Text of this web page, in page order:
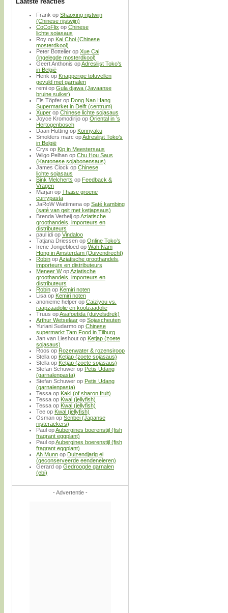
Frank op Shaoxing rijstwijn
(Chinese rijstwijn)
CoCoFlix op Chinese
lichte sojasaus
Roy op Kai Choi (Chinese
mosterdkool)
Peter Bottelier op Xue Cai
(ingelegde mosterdkool)
Geert Anthonis opAdreslijst Toko’s
in België
Henk op Knapperige tofuvellen
gevuld met garnalen
remi op Gula djawa (Javaanse
bruine suiker)
Els Töpfer op Dong Nan Hang
Supermarket in Delft (centrum)
Xuper op Chinese lichte sojasaus
Joyce Kromodirijo op Oriental in ’s
Hertogenbosch
Daan Hutting op Konnyaku
Smolders marc opAdreslijst Toko’s
in België
Crys op Kip in Meestersaus
Wilgo Pelhan op Chu Hou Saus
(Kantonese sojabonensaus)
James Clock op Chinese
lichte sojasaus
Bink Melcherts op Feedback &
Vragen
Marjan op Thaise groene
currypasta
JaRoW Wattimena op Saté kambing
(saté van geit met ketjapsaus)
Brenda Verheij opAziatische
groothandels, importeurs en
distributeurs
paul idi op Vindaloo
Tatjana Driessen op Online Toko’s
Irene Jongebloed op Wah Nam
Hong in Amsterdam (Duivendrecht)
Robin opAziatische groothandels,
importeurs en distributeurs
Meneer WopAziatische
groothandels, importeurs en
distributeurs
Robin op Kemiri noten
Lisa op Kemiri noten
anonieme helper op Caiziyou vs.
raapzaadolie en koolzaadolie
Truus opAsafoetida (duivelsdrek)
Arthur Wetselaar op Sojascheuten
Yuriani Sudarmo op Chinese
supermarkt Tam Food in Tilburg
Jan van Lieshout op Ketjap (zoete
sojasaus)
Roos op Rozenwater & rozensiroop
Stella op Ketjap (zoete sojasaus)
Stella op Ketjap (zoete sojasaus)
Stefan Schuwer op Petis Udang
(garnalenpasta)
Stefan Schuwer op Petis Udang
(garnalenpasta)
Tessa op Kaki (of sharon fruit)
Tessa op Kwal (jellyfish)
Tessa op Kwal (jellyfish)
Tee op Kwal (jellyfish)
Osman op Senbei (Japanse
rijstcrackers)
Paul opAubergines boerenstijl (fish
fragrant eggplant)
Paul opAubergines boerenstijl (fish
fragrant eggplant)
Ah Munn op Duizendjarig ei
(geconserveerde eendeneieren)
Gerard op Gedroogde garnalen
(ebi)
- Advertentie -